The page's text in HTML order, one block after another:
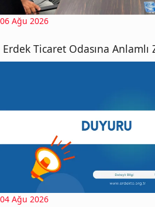
06 Ağu 2026
Erdek Ticaret Odasına Anlamlı
04 Ağu 2026